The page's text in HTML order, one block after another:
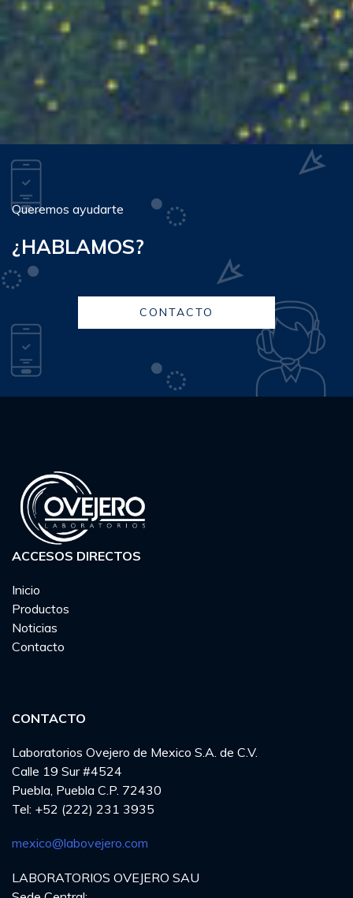
Queremos ayudarte
¿HABLAMOS?
CONTACTO
ACCESOS DIRECTOS
Inicio
Productos
Noticias
Contacto
CONTACTO
Laboratorios Ovejero de Mexico S.A. de C.V.
Calle 19 Sur #4524
Puebla, Puebla C.P. 72430
Tel: +52 (222) 231 3935
mexico@labovejero.com
LABORATORIOS OVEJERO SAU